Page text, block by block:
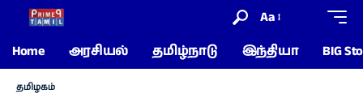
Aa
Home
அரசியல் தமிழ்நாடு இந்தியா BIG
தமிழகம்